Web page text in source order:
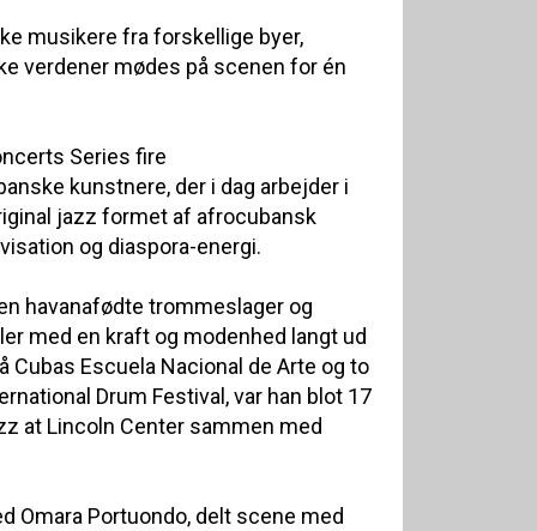
musikere fra forskellige byer,
verdener mødes på scenen for én
Series fire
kunstnere, der i dag arbejder i
jazz formet af afrocubansk
og diaspora-energi.
havanafødte trommeslager og
med en kraft og modenhed langt ud
Cubas Escuela Nacional de Arte og to
Drum Festival, var han blot 17
at Lincoln Center sammen med
Omara Portuondo, delt scene med